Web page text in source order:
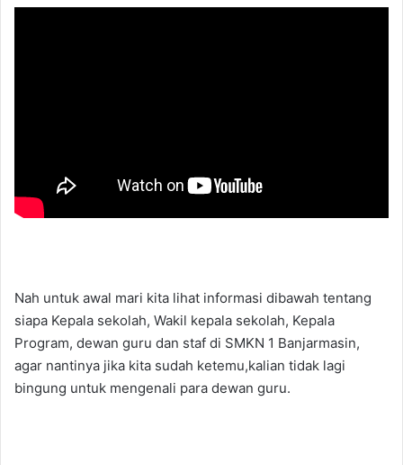
Nah untuk awal mari kita lihat informasi dibawah tentang
siapa Kepala sekolah, Wakil kepala sekolah, Kepala
Program, dewan guru dan staf di SMKN 1 Banjarmasin,
agar nantinya jika kita sudah ketemu,kalian tidak lagi
bingung untuk mengenali para dewan guru.